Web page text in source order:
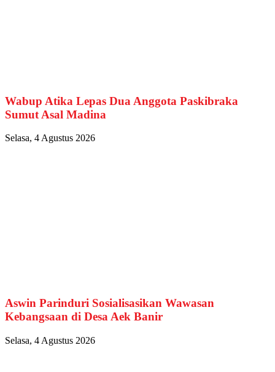
Wabup Atika Lepas Dua Anggota Paskibraka
Sumut Asal Madina
Selasa, 4 Agustus 2026
Aswin Parinduri Sosialisasikan Wawasan
Kebangsaan di Desa Aek Banir
Selasa, 4 Agustus 2026